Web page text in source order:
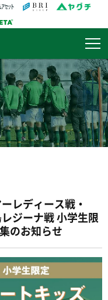
レディース戦・
ジーナ戦 小学生限
のお知らせ